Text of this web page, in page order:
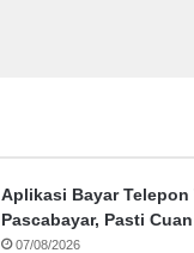
Aplikasi Bayar Telepon
Pascabayar, Pasti
07/08/2026